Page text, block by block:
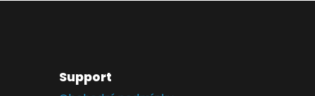
Support